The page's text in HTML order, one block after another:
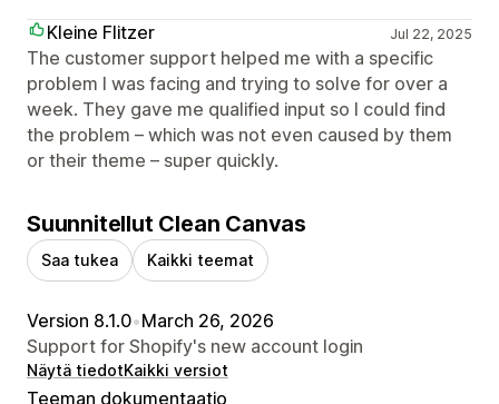
Kleine Flitzer
Jul 22, 2025
The customer support helped me with a specific
problem I was facing and trying to solve for over a
week. They gave me qualified input so I could find
the problem – which was not even caused by them
or their theme – super quickly.
Suunnitellut Clean Canvas
Saa tukea Kaikki teemat
Version 8.1.0•March 26, 2026
Support for Shopify's new account login
Näytä tiedotKaikki versiot
Teeman dokumentaatio